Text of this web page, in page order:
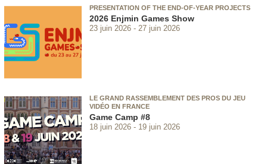
PRESENTATION OF THE END-OF-YEAR PROJECTS
2026 Enjmin Games Show
23 juin 2026 27 juin 2026
LE GRAND RASSEMBLEMENT DES PROS DU JEU
VIDÉO EN FRANCE
Game Camp #8
18 juin 2026 19 juin 2026